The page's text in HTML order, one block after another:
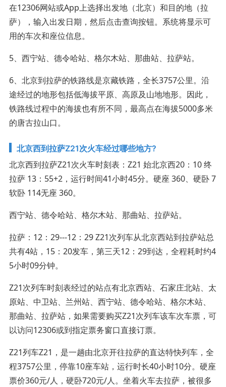
在12306网站或App上选择出发地（北京）和目的地（拉
萨），输入出发日期，然后点击查询按钮。系统将显示可
用的车次和座位信息。
5、西宁站、德令哈站、格尔木站、那曲站、拉萨站。
6、北京到拉萨的铁路线是京藏铁路，全长3757公里。沿
途经过的地形包括低海拔平原、高原及山地地形。因此，
铁路线过程中的海拔也有所不同，最高点在海拔5000多米
的唐古拉山口。
北京西到拉萨Z21次火车经过哪些地方?
北京西到拉萨Z21次火车时刻表：Z21 始北京西20：10 终
拉萨 13：55+2，运行时间41小时45分。硬座 360、硬卧 7
软卧 114无座 360。
西宁站、德令哈站、格尔木站、那曲站、拉萨站。
拉萨：12：29---12：29 Z21次列车从北京西站到拉萨站总
共有4站，15：20发车，第三天12：29到达，全程耗时约4
5小时09分钟。
Z21次列车时刻表经过的站点有北京西站、石家庄北站、太
原站、中卫站、兰州站、西宁站、德令哈站、格尔木站、
那曲站、拉萨站，如果需要购买Z21次列车该车次车票，可
以访问12306或到指定票务窗口直接订票。
Z21列车Z21，是一趟由北京开往拉萨的直达特快列车，全
程3757公里，停靠10座车站，运行时长40小时10分。硬座
票价360元/人，硬卧720元/人。坐着火车去拉萨，被很多